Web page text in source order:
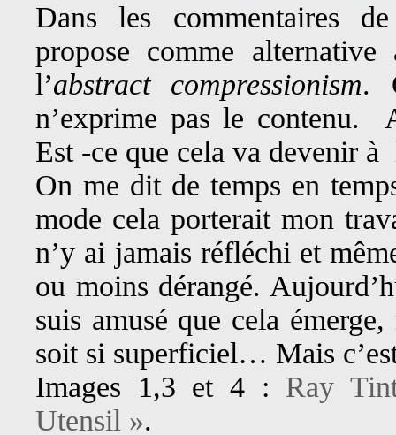
Dans les commentaires
propose comme
l’abstract compressionism.
n’exprime pas le
Est -ce que cela va devenir à
On me dit de temps en
mode cela porterait mon
n’y ai jamais réfléchi et
ou moins dérangé.
suis amusé que cela
soit si superficiel… Mais
Images 1,3 et 4 : Ray
Utensil ».